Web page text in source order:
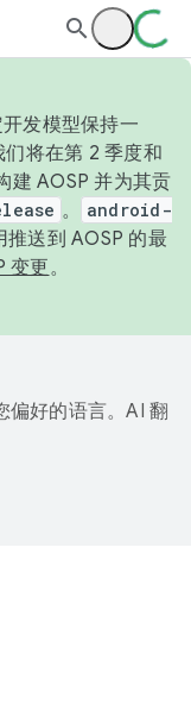
发模型保持一
将在第 2 季度和
建 AOSP 并为其贡
。
android-
送到 AOSP 的最
变更。
偏好的语言。AI 翻